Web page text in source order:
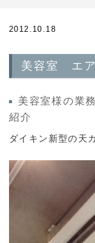
2012.10.18
美容室 エア
美容室様の業
紹介
ダイキン新型の天